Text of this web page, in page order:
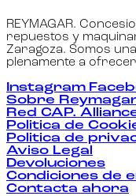
REYMAGAR.
repuestos y
Zaragoza. Somos
plenamente a
Instagram
Sobre
Red CAP.
Politica de
Politica de
Aviso Legal
Devoluciones
Condiciones de
Contacta ahora